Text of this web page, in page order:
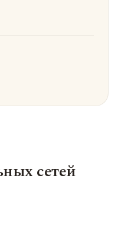
сетей